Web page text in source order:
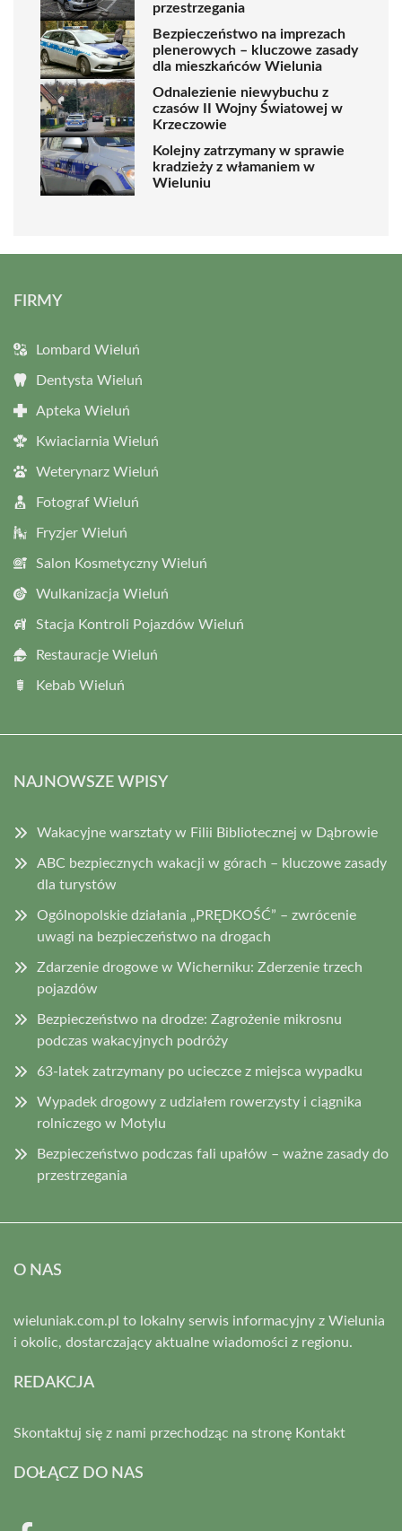
przestrzegania
Bezpieczeństwo na imprezach
plenerowych – kluczowe zasady
dla mieszkańców Wielunia
Odnalezienie niewybuchu z
czasów II Wojny Światowej w
Krzeczowie
Kolejny zatrzymany w sprawie
kradzieży z włamaniem w
Wieluniu
FIRMY
Lombard Wieluń
Dentysta Wieluń
Apteka Wieluń
Kwiaciarnia Wieluń
Weterynarz Wieluń
Fotograf Wieluń
Fryzjer Wieluń
Salon Kosmetyczny Wieluń
Wulkanizacja Wieluń
Stacja Kontroli Pojazdów Wieluń
Restauracje Wieluń
Kebab Wieluń
NAJNOWSZE WPISY
Wakacyjne warsztaty w Filii Bibliotecznej w Dąbrowie
ABC bezpiecznych wakacji w górach – kluczowe zasady
dla turystów
Ogólnopolskie działania „PRĘDKOŚĆ” – zwrócenie
uwagi na bezpieczeństwo na drogach
Zdarzenie drogowe w Wicherniku: Zderzenie trzech
pojazdów
Bezpieczeństwo na drodze: Zagrożenie mikrosnu
podczas wakacyjnych podróży
63-latek zatrzymany po ucieczce z miejsca wypadku
Wypadek drogowy z udziałem rowerzysty i ciągnika
rolniczego w Motylu
Bezpieczeństwo podczas fali upałów – ważne zasady do
przestrzegania
O NAS
wieluniak.com.pl to lokalny serwis informacyjny z Wielunia
i okolic, dostarczający aktualne wiadomości z regionu.
REDAKCJA
Skontaktuj się z nami przechodząc na stronę Kontakt
DOŁĄCZ DO NAS